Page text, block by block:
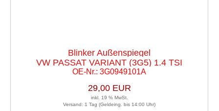
Blinker Außenspiegel
VW PASSAT VARIANT (3G5) 1.4 TSI
OE-Nr.: 3G0949101A
29,00 EUR
inkl. 19 % MwSt.
Versand: 1 Tag (Geldeing. bis 14:00 Uhr)